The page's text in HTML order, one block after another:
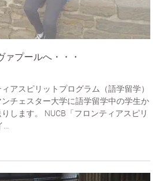
ァプールへ・・・
アスピリットプログラム（語学留学）
チェスター大学に語学留学中の学生か
します。 NUCB「フロンティアスピリ
...